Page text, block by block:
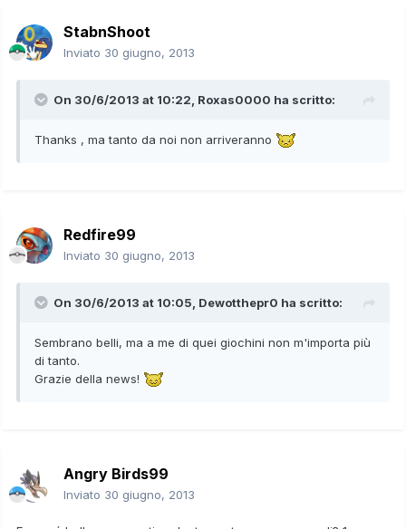
StabnShoot
Inviato 30 giugno, 2013
On 30/6/2013 at 10:22, Roxas0000 ha scritto:
Thanks , ma tanto da noi non arriveranno
Redfire99
Inviato 30 giugno, 2013
On 30/6/2013 at 10:05, Dewotthepr0 ha scritto:
Sembrano belli, ma a me di quei giochini non m'importa più
di tanto.
Grazie della news!
Angry Birds99
Inviato 30 giugno, 2013